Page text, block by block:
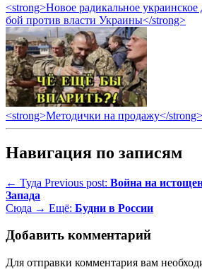
<strong>Новое радикальное украинское
бой против власти Украины</strong>
<strong>Методички на продажу</strong>
Навигация по записям
← Туда Previous post: Война на
Запада
Сюда → Ещё: Будни в России
Добавить комментарий
Для отправки комментария вам